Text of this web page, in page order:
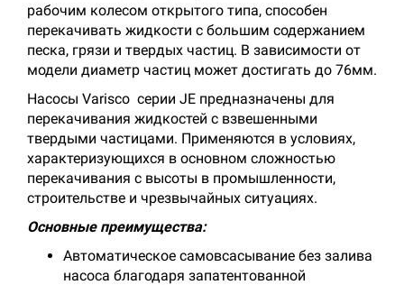
рабочим колесом открытого типа, способен
перекачивать жидкости с большим содержанием
песка, грязи и твердых частиц. В зависимости от
модели диаметр частиц может достигать до 76мм.
Насосы Varisco серии JE предназначены для
перекачивания жидкостей с взвешенными
твердыми частицами. Применяются в условиях,
характеризующихся в основном сложностью
перекачивания с высоты в промышленности,
строительстве и чрезвычайных ситуациях.
Основные преимущества:
Автоматическое самовсасывание без залива
насоса благодаря запатентованной